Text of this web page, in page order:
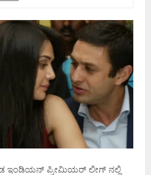
ಇಂಡಿಯನ್ ಪ್ರೀಮಿಯರ್ ಲೀಗ್ ನಲ್ಲಿ